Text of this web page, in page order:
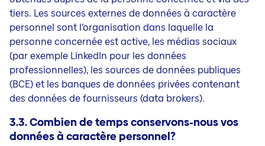
tiers. Les sources externes de données à caractère
personnel sont l’organisation dans laquelle la
personne concernée est active, les médias sociaux
(par exemple LinkedIn pour les données
professionnelles), les sources de données publiques
(BCE) et les banques de données privées contenant
des données de fournisseurs (data brokers).
3.3. Combien de temps conservons-nous vos
données à caractère personnel?